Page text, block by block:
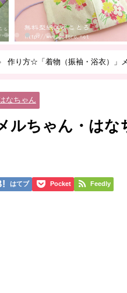
作り方☆「着物（振袖・浴衣）」
なちゃん
ルちゃん・はな
はてブ Pocket Feedly